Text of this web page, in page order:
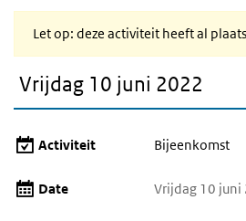
Let op: deze activiteit heeft al
Vrijdag 10 juni 2022
Activiteit Bijeenkomst
Date Vrijdag 10 juni